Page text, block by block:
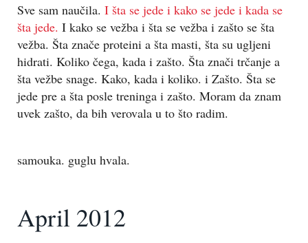
Sve sam naučila. I šta se jede i kako se jede i kada se
šta jede. I kako se vežba i šta se vežba i zašto se šta
vežba. Šta znače proteini a šta masti, šta su ugljeni
hidrati. Koliko čega, kada i zašto. Šta znači trčanje a
šta vežbe snage. Kako, kada i koliko. i Zašto. Šta se
jede pre a šta posle treninga i zašto. Moram da znam
uvek zašto, da bih verovala u to što radim.
samouka. guglu hvala.
April 2012